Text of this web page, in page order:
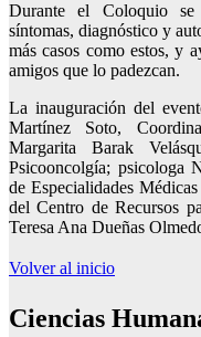
Durante el Coloquio se
síntomas, diagnóstico y
más casos como estos, y
amigos que lo padezcan.
La inauguración del
Martínez Soto,
Margarita Barak
Psicooncolgía; psicologa
de Especialidades
del Centro de Recursos
Teresa Ana Dueñas
Volver al inicio
Ciencias